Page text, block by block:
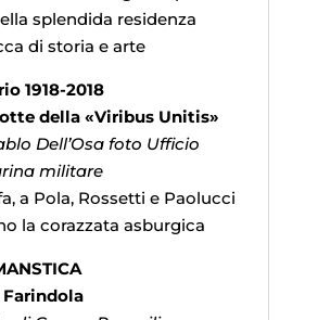
splendida residenza
di storia e arte
1918-2018
della «Viribus Unitis»
Dell’Osa foto Ufficio
militare
a Pola, Rossetti e Paolucci
la corazzata asburgica